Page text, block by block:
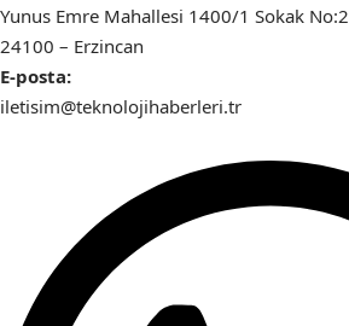
Yunus Emre Mahallesi 1400/1 Sokak No:2
24100 – Erzincan
E-posta:
iletisim@teknolojihaberleri.tr